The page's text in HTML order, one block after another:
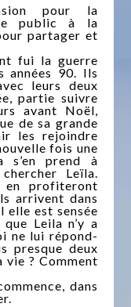
pour la
public à la
partager et
fui la guerre
années 90. Ils
leurs deux
partie suivre
avant Noël,
de sa grande
les rejoindre
fois une
s’en prend à
Leïla.
en profiteront
arrivent dans
elle est sensée
Leila n’y a
ne lui répond-
presque deux
vie ? Comment
dans